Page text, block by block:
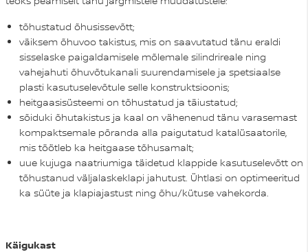
tõhustatud õhusissevõtt;
väiksem õhuvoo takistus, mis on saavutatud tänu eraldi
sisselaske paigaldamisele mõlemale silindrireale ning
vahejahuti õhuvõtukanali suurendamisele ja spetsiaalse
plasti kasutuselevõtule selle konstruktsioonis;
heitgaasisüsteemi on tõhustatud ja täiustatud;
sõiduki õhutakistus ja kaal on vähenenud tänu varasemast
kompaktsemale põranda alla paigutatud katalüsaatorile,
mis töötleb ka heitgaase tõhusamalt;
uue kujuga naatriumiga täidetud klappide kasutuselevõtt on
tõhustanud väljalaskeklapi jahutust. Ühtlasi on optimeeritud
ka süüte ja klapiajastust ning õhu/kütuse vahekorda.
Käigukast